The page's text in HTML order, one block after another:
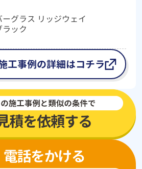
グラス リッジウェイ
ック
工事例の詳細はコチラ